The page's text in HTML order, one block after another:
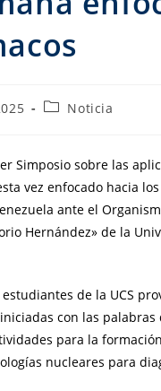
Noticia
Simposio sobre las
vez enfocado hacia
ante el
Hernández» de la
de la UCS
con las
para la
nucleares para